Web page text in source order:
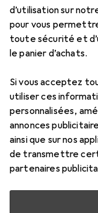
d’utilisation sur
pour vous
toute sécurité et
le panier d’achats.
Si vous acceptez
utiliser ces
personnalisées,
annonces
ainsi que sur nos
de transmettre
partenaires
Ici, vous trouverez